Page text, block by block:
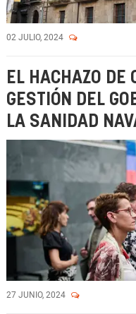
02 JULIO, 2024
EL HACHAZO DE
GESTIÓN DEL
LA SANIDAD
27 JUNIO, 2024